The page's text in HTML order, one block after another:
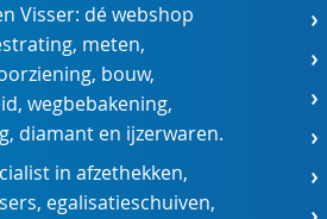
Visser: dé webshop
, meten,
, bouw,
, wegbebakening,
, diamant en ijzerwaren.
in afzethekken,
, egalisatieschuiven,